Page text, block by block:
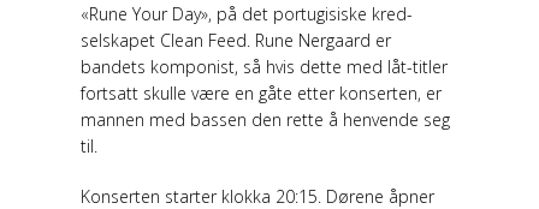
«Rune Your Day», på det portugisiske kred-
selskapet Clean Feed. Rune Nergaard er
bandets komponist, så hvis dette med låt-titler
fortsatt skulle være en gåte etter konserten, er
mannen med bassen den rette å henvende seg
til.
Konserten starter klokka 20:15. Dørene åpner